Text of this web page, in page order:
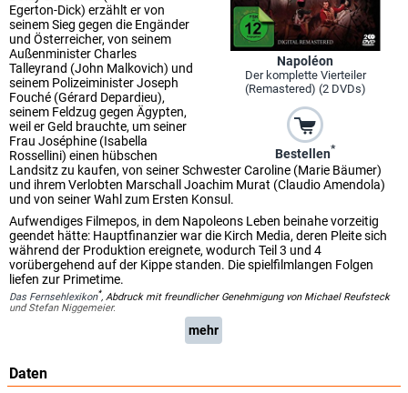
Napoléon
Der komplette Vierteiler
(Remastered) (2 DVDs)
Bestellen*
Egerton-Dick) erzählt er von
seinem Sieg gegen die Engänder
und Österreicher, von seinem
Außenminister Charles
Talleyrand (John Malkovich) und
seinem Polizeiminister Joseph
Fouché (Gérard Depardieu),
seinem Feldzug gegen Ägypten,
weil er Geld brauchte, um seiner
Frau Joséphine (Isabella
Rossellini) einen hübschen
Landsitz zu kaufen, von seiner Schwester Caroline (Marie Bäumer)
und ihrem Verlobten Marschall Joachim Murat (Claudio Amendola)
und von seiner Wahl zum Ersten Konsul.
Aufwendiges Filmepos, in dem Napoleons Leben beinahe vorzeitig
geendet hätte: Hauptfinanzier war die Kirch Media, deren Pleite sich
während der Produktion ereignete, wodurch Teil 3 und 4
vorübergehend auf der Kippe standen. Die spielfilmlangen Folgen
liefen zur Primetime.
Das Fernsehlexikon*, Abdruck mit freundlicher Genehmigung von Michael Reufsteck
und Stefan Niggemeier.
mehr
Daten